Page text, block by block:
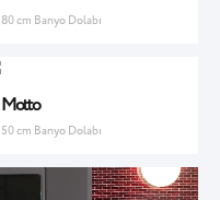
80 cm Banyo Dolabı
Motto
50 cm Banyo Dolabı